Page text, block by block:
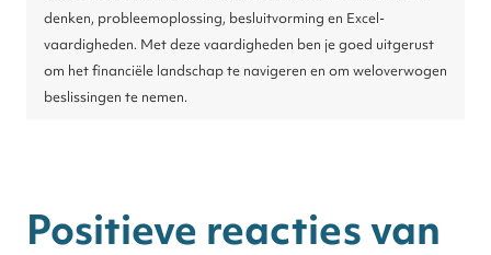
denken, probleemoplossing, besluitvorming en Excel-
vaardigheden. Met deze vaardigheden ben je goed uitgerust
om het financiële landschap te navigeren en om weloverwogen
beslissingen te nemen.
Positieve reacties van